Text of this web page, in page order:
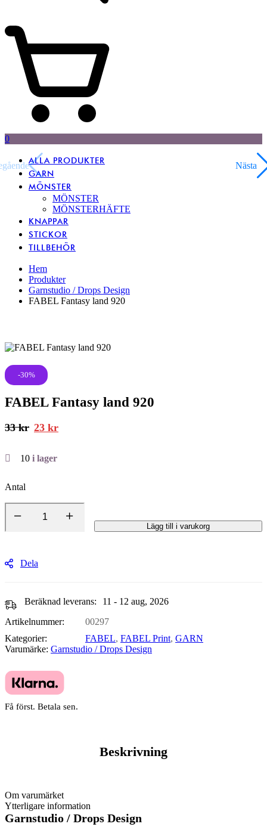
0
ALLA PRODUKTER
GARN
MÖNSTER
MÖNSTER
MÖNSTERHÄFTE
KNAPPAR
STICKOR
TILLBEHÖR
Hem
Produkter
Garnstudio / Drops Design
FABEL Fantasy land 920
-30%
FABEL Fantasy land 920
33kr 23 kr
10 i lager
Antal
Lägg till i varukorg
Dela
Beräknad leverans:
11 - 12 aug, 2026
Artikelnummer:
00297
Kategorier:
FABEL, FABEL Print, GARN
Varumärke: Garnstudio / Drops Design
Få först. Betala sen.
Beskrivning
Om varumärket
Ytterligare information
Garnstudio / Drops Design
Nästa